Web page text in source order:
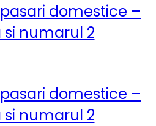
domestice –
si numarul 2
domestice –
si numarul 2